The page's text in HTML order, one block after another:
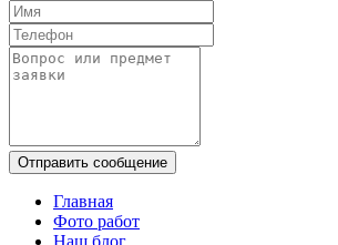
Отправить сообщение
Главная
Фото работ
Наш блог